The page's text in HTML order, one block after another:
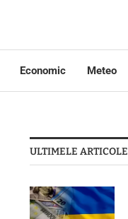
Economic Meteo
ULTIMELE ARTICOLE